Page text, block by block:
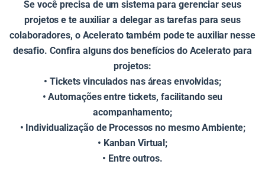
Se você precisa de um sistema para gerenciar seus
projetos e te auxiliar a delegar as tarefas para seus
colaboradores, o Acelerato também pode te auxiliar nesse
desafio. Confira alguns dos benefícios do Acelerato para
projetos:
• Tickets vinculados nas áreas envolvidas;
• Automações entre tickets, facilitando seu
acompanhamento;
• Individualização de Processos no mesmo Ambiente;
• Kanban Virtual;
• Entre outros.